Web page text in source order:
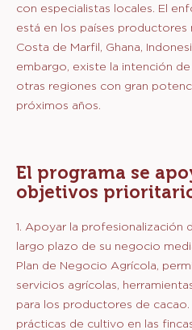
con especialistas locales. El
está en los países productores
Costa de Marfil, Ghana,
embargo, existe la intención de
otras regiones con gran
próximos años.
El programa se
objetivos
1. Apoyar la profesionalización
largo plazo de su negocio
Plan de Negocio Agrícola,
servicios agrícolas,
para los productores de
prácticas de cultivo en las